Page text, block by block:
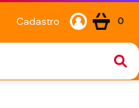
Cadastro 0